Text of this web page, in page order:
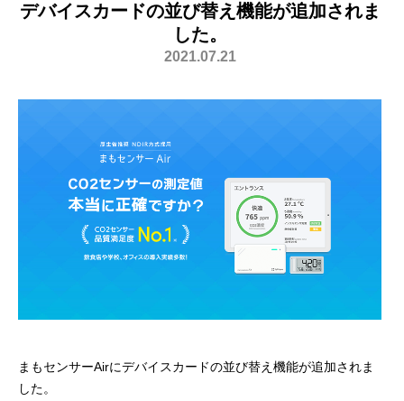
デバイスカードの並び替え機能が追加されま
した。
2021.07.21
まもセンサーAirにデバイスカードの並び替え機能が追加されま
した。